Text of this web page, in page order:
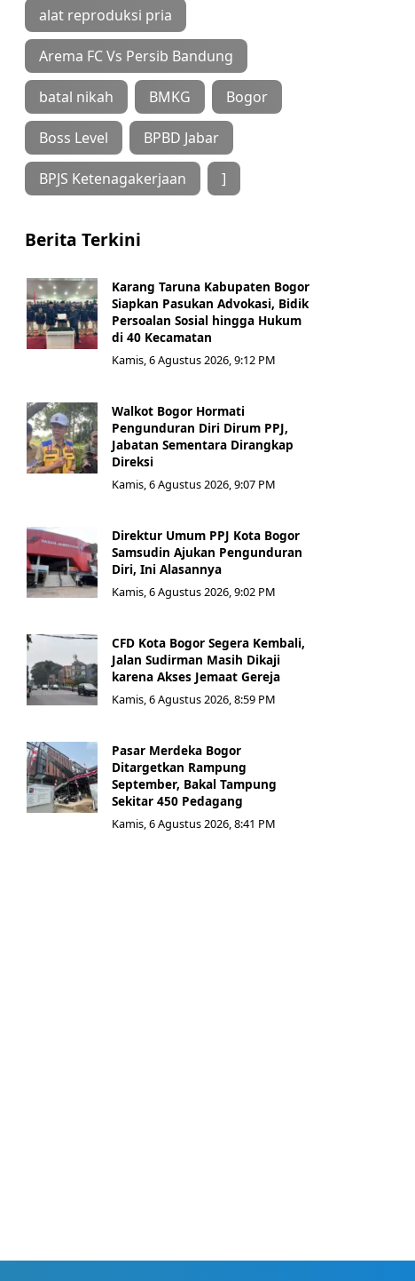
alat reproduksi pria
Arema FC Vs Persib Bandung
batal nikah BMKG Bogor
Boss Level BPBD Jabar
BPJS Ketenagakerjaan ]
Berita Terkini
Karang Taruna Kabupaten Bogor
Siapkan Pasukan Advokasi, Bidik
Persoalan Sosial hingga Hukum
di 40 Kecamatan
Kamis, 6 Agustus 2026, 9:12 PM
Walkot Bogor Hormati
Pengunduran Diri Dirum PPJ,
Jabatan Sementara Dirangkap
Direksi
Kamis, 6 Agustus 2026, 9:07 PM
Direktur Umum PPJ Kota Bogor
Samsudin Ajukan Pengunduran
Diri, Ini Alasannya
Kamis, 6 Agustus 2026, 9:02 PM
CFD Kota Bogor Segera Kembali,
Jalan Sudirman Masih Dikaji
karena Akses Jemaat Gereja
Kamis, 6 Agustus 2026, 8:59 PM
Pasar Merdeka Bogor
Ditargetkan Rampung
September, Bakal Tampung
Sekitar 450 Pedagang
Kamis, 6 Agustus 2026, 8:41 PM